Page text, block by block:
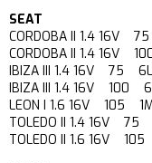
SEAT
CORDOBA II 1.4
CORDOBA II 1.4
IBIZA III 1.4 16V 75
IBIZA III 1.4 16V 100
LEON I 1.6 16V 105
TOLEDO II 1.4 16V
TOLEDO II 1.6 16V